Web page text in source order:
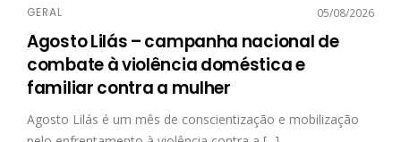
GERAL 05/08/2026
Agosto Lilás – campanha nacional de
combate à violência doméstica e
familiar contra a mulher
Agosto Lilás é um mês de conscientização e mobilização